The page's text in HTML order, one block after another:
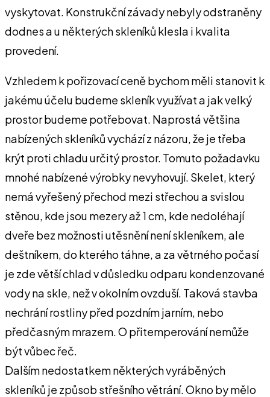
vyskytovat. Konstrukční závady nebyly odstraněny
dodnes a u některých skleníků klesla i kvalita
provedení.
Vzhledem k pořizovací ceně bychom měli stanovit k
jakému účelu budeme skleník využívat a jak velký
prostor budeme potřebovat. Naprostá většina
nabízených skleníků vychází z názoru, že je třeba
krýt proti chladu určitý prostor. Tomuto požadavku
mnohé nabízené výrobky nevyhovují. Skelet, který
nemá vyřešený přechod mezi střechou a svislou
stěnou, kde jsou mezery až 1 cm, kde nedoléhají
dveře bez možnosti utěsnění není skleníkem, ale
deštníkem, do kterého táhne, a za větrného počasí
je zde větší chlad v důsledku odparu kondenzované
vody na skle, než v okolním ovzduší. Taková stavba
nechrání rostliny před pozdním jarním, nebo
předčasným mrazem. O přitemperování nemůže
být vůbec řeč.
Dalším nedostatkem některých vyráběných
skleníků je způsob střešního větrání. Okno by mělo